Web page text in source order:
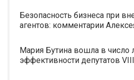
Безопасность бизнеса при
агентов: комментарии
Мария Бутина вошла в число
эффективности депутатов